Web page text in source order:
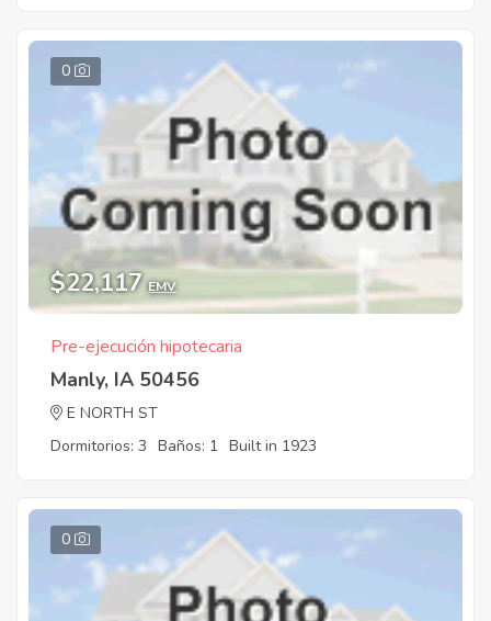
0
$22,117 EMV
Pre-ejecución hipotecaria
Manly, IA 50456
E NORTH ST
Dormitorios: 3 Baños: 1 Built in 1923
0